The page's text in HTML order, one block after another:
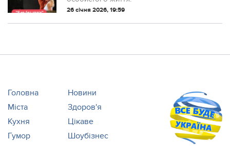
26 січня 2026, 19:59
Головна
Новини
Міста
Здоров'я
Кухня
Цікаве
Гумор
Шоубізнес